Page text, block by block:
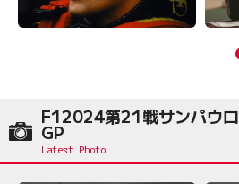
F12024第21戦サンパウロ
GP